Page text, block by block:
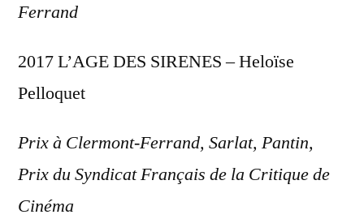
Ferrand
2017 L’AGE DES SIRENES – Heloïse
Pelloquet
Prix à Clermont-Ferrand, Sarlat, Pantin,
Prix du Syndicat Français de la Critique de
Cinéma